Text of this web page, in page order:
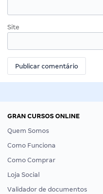
Site
GRAN CURSOS ONLINE
Quem Somos
Como Funciona
Como Comprar
Loja Social
Validador de documentos